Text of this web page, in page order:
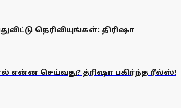
தெரிவியுங்கள்: திரிஷா
என்ன செய்வது? த்ரிஷா பகிர்ந்த ரீல்ஸ்!